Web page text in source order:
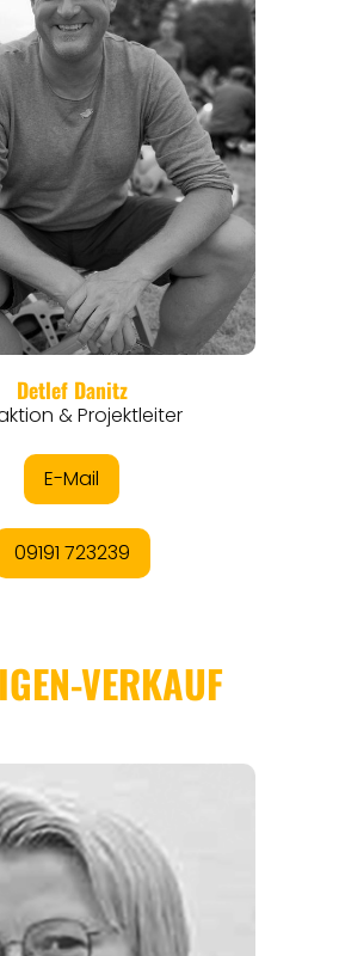
EVENTS
REISEMAGAZINE
THEMEN